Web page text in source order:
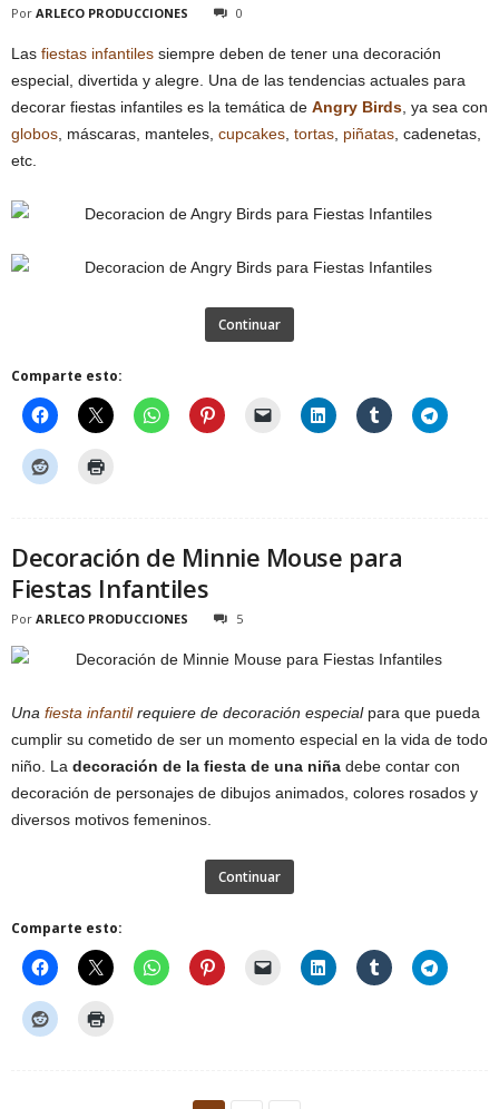
Por ARLECO PRODUCCIONES 0
Las fiestas infantiles siempre deben de tener una decoración
especial, divertida y alegre. Una de las tendencias actuales para
decorar fiestas infantiles es la temática de Angry Birds , ya sea con
globos , máscaras, manteles, cupcakes tortas piñatas , cadenetas,
etc.
Continuar
Comparte esto:
Decoración de Minnie Mouse para
Fiestas Infantiles
Por ARLECO PRODUCCIONES 5
Una fiesta infantilrequiere de decoración especialpara que pueda
cumplir su cometido de ser un momento especial en la vida de todo
niño. La decoración de la fiesta de una niña debe contar con
decoración de personajes de dibujos animados, colores rosados y
diversos motivos femeninos.
Continuar
Comparte esto: